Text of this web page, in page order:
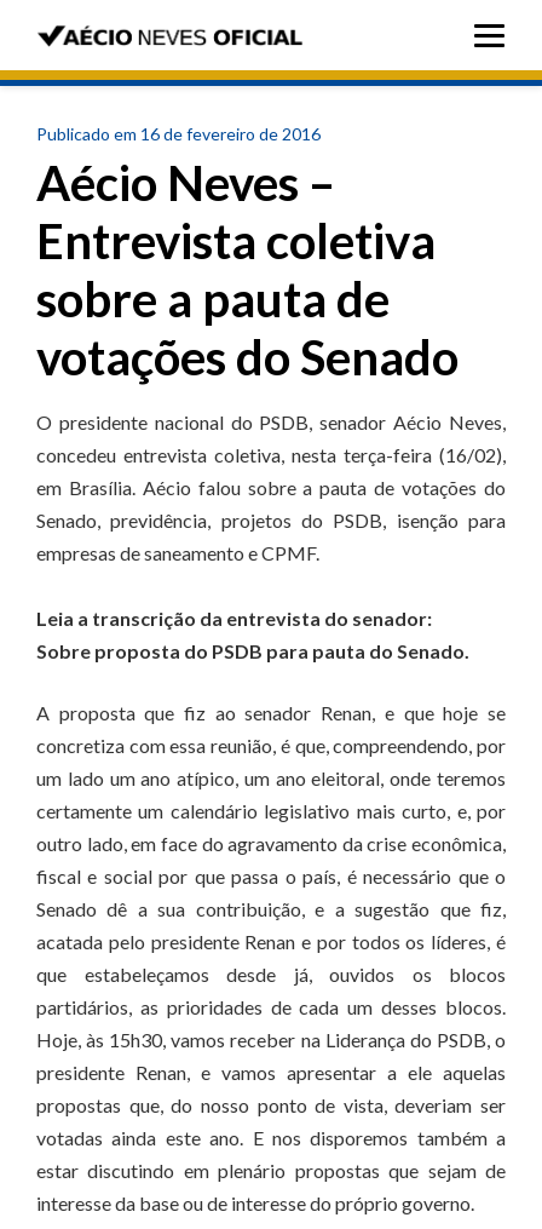
Publicado em 16 de fevereiro de 2016
Aécio Neves –
Entrevista coletiva
sobre a pauta de
votações do Senado
O presidente nacional do PSDB, senador Aécio Neves,
concedeu entrevista coletiva, nesta terça-feira (16/02),
em Brasília. Aécio falou sobre a pauta de votações do
Senado, previdência, projetos do PSDB, isenção para
empresas de saneamento e CPMF.
Leia a transcrição da entrevista do senador:
Sobre proposta do PSDB para pauta do Senado.
A proposta que fiz ao senador Renan, e que hoje se
concretiza com essa reunião, é que, compreendendo, por
um lado um ano atípico, um ano eleitoral, onde teremos
certamente um calendário legislativo mais curto, e, por
outro lado, em face do agravamento da crise econômica,
fiscal e social por que passa o país, é necessário que o
Senado dê a sua contribuição, e a sugestão que fiz,
acatada pelo presidente Renan e por todos os líderes, é
que estabeleçamos desde já, ouvidos os blocos
partidários, as prioridades de cada um desses blocos.
Hoje, às 15h30, vamos receber na Liderança do PSDB, o
presidente Renan, e vamos apresentar a ele aquelas
propostas que, do nosso ponto de vista, deveriam ser
votadas ainda este ano. E nos disporemos também a
estar discutindo em plenário propostas que sejam de
interesse da base ou de interesse do próprio governo.